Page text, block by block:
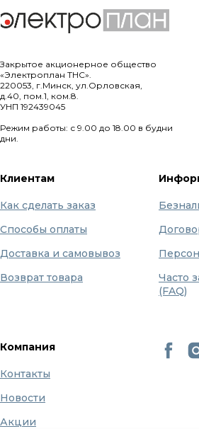
Закрытое акционерное общество
«Электроплан ТНС».
220053, г.Минск, ул.Орловская,
д.40, пом.1, ком.8.
УНП 192439045
Режим работы: с 9.00 до 18.00 в будни
дни.
Клиентам
Как сделать заказ
Способы оплаты
Доставка и самовывоз
Возврат товара
Часто
(FAQ)
Компания
Контакты
Новости
Акции